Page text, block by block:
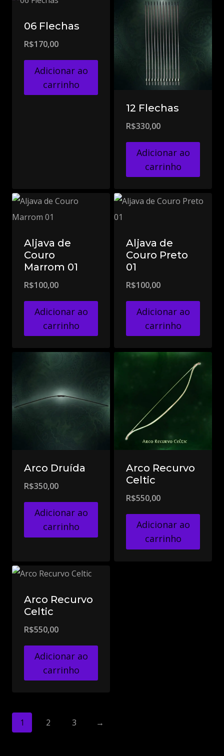
06 Flechas
R$170,00
Adicionar ao
carrinho
12 Flechas
R$330,00
Adicionar ao
carrinho
Aljava de
Couro
Marrom 01
R$100,00
Adicionar ao
carrinho
Aljava de
Couro Preto
01
R$100,00
Adicionar ao
carrinho
Arco Druída
R$350,00
Adicionar ao
carrinho
Arco Recurvo
Celtic
R$550,00
Adicionar ao
carrinho
Arco Recurvo
Celtic
R$550,00
Adicionar ao
carrinho
1 2 3 →